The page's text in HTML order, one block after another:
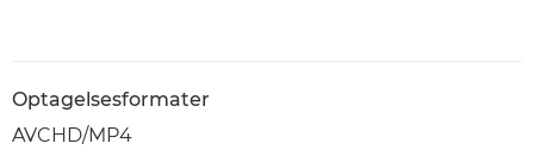
Optagelsesformater
AVCHD/MP4